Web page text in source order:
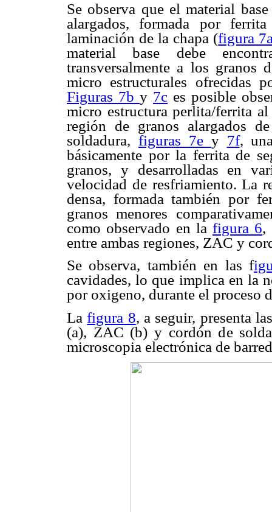
Se observa que el material
alargados, formada por
laminación de la chapa (figura
material base debe
transversalmente a los granos
micro estructurales ofrecidas
Figuras 7b y 7c es posible
micro estructura perlita/ferrita
región de granos alargados
soldadura, figuras 7e y 7f,
básicamente por la ferrita de
granos, y desarrolladas en
velocidad de resfriamiento. La
densa, formada también por
granos menores
como observado en la figura 6,
entre ambas regiones, ZAC y
Se observa, también en las f
cavidades, lo que implica en la
por oxigeno, durante el proceso
Lafigura 8, a seguir, presenta
(a), ZAC (b) y cordón de
microscopia electrónica de